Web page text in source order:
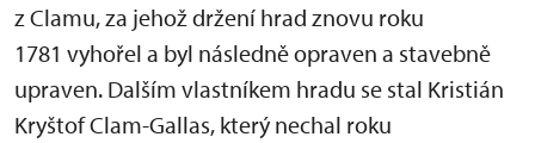
z Clamu, za jehož držení hrad znovu roku
1781 vyhořel a byl následně opraven a stavebně
upraven. Dalším vlastníkem hradu se stal Kristián
Kryštof Clam-Gallas, který nechal roku